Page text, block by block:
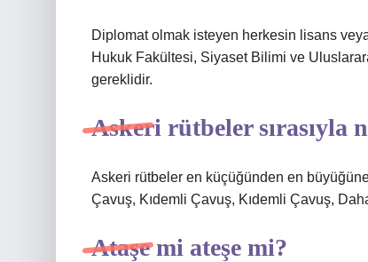
Diplomat olmak isteyen herkesin lisans
Hukuk Fakültesi, Siyaset Bilimi ve
gereklidir.
Askeri rütbeler sırasıyla
Askeri rütbeler en küçüğünden en
Çavuş, Kıdemli Çavuş, Kıdemli Çavuş,
Ataşe mi ateşe mi?